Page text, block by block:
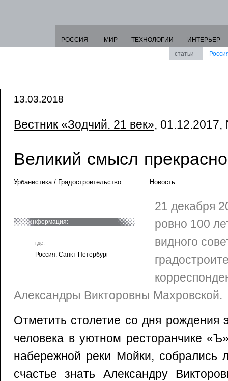
РОССИЯ МИР ТЕХНОЛОГИИ
ИНТЕРЬЕР
статьи
13.03.2018
Вестник «Зодчий. 21 век»,
Великий смысл
Урбанистика / Градостроительство Новость
информация:
где:
Россия. Санкт-Петербург
21 декабря
ровно 100
видного
Александры Викторовны Махровской.
Отметить столетие со дня рождения
человека в уютном ресторанчике
набережной реки Мойки, собрались
счастье знать Александру